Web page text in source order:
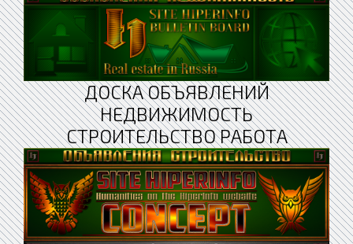
ДОСКА ОБЪЯВЛЕНИЙ
НЕДВИЖИМОСТЬ
СТРОИТЕЛЬСТВО РАБОТА